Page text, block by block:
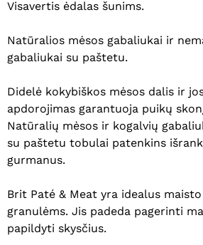
Visavertis ėdalas šunims.
Natūralios mėsos gabaliukai ir
gabaliukai su paštetu.
Didelė kokybiškos mėsos dalis ir
apdorojimas garantuoja puikų
Natūralių mėsos ir kogalvių
su paštetu tobulai patenkins
gurmanus.
Brit Paté & Meat yra idealus
granulėms. Jis padeda pagerinti
papildyti skysčius.